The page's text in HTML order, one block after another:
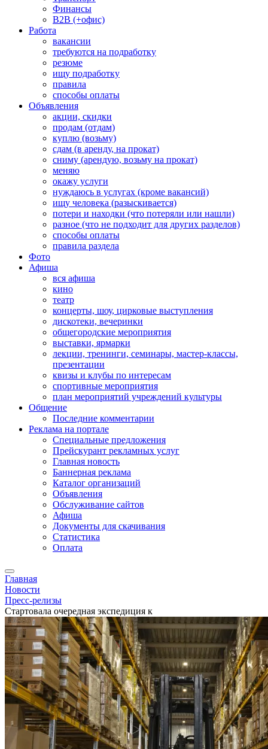
Финансы
B2B (+офис)
Работа
вакансии
требуются на подработку
резюме
ищу подработку
правила
способы оплаты
Объявления
акции, скидки
продам (отдам)
куплю (возьму)
сдам (в аренду, на прокат)
сниму (арендую, возьму на прокат)
меняю
окажу услуги
нуждаюсь в услугах (кроме вакансий)
ищу человека (разыскивается)
потери и находки (что потеряли или нашли)
разное (что не подходит для других разделов)
способы оплаты
правила раздела
Фото
Афиша
вся афиша
кино
театр
концерты, шоу, цирковые выступления
дискотеки, вечеринки
общегородские мероприятия
выставки, ярмарки
лекции, тренинги, семинары, мастер-классы,
презентации
квизы и клубы по интересам
спортивные мероприятия
план мероприятий учреждений культуры
Общение
Последние комментарии
Реклама на портале
Специальные предложения
Прейскурант рекламных услуг
Главная новость
Баннерная реклама
Каталог организаций
Объявления
Обслуживание сайтов
Афиша
Документы для скачивания
Статистика
Оплата
Главная
Новости
Пресс-релизы
Стартовала очередная экспедиция к